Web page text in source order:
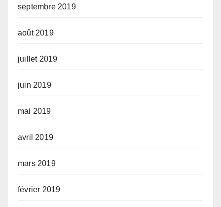
septembre 2019
août 2019
juillet 2019
juin 2019
mai 2019
avril 2019
mars 2019
février 2019